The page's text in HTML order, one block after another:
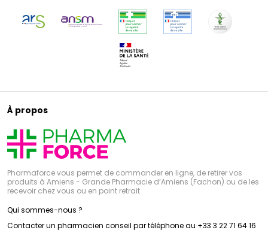
À propos
Pharmaforce vous permet de commander en ligne, de retirer vos
produits à Amiens - Grande Pharmacie d’Amiens (Fachon) ou de les
recevoir chez vous ou en point retrait
Qui sommes-nous ?
Contacter un pharmacien conseil par téléphone au +33 3 22 71 64 16